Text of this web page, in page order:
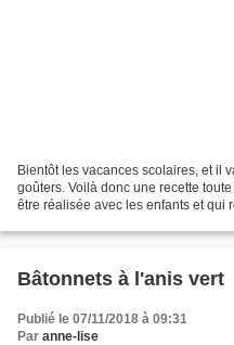
Bientôt les vacances scolaires, et il
goûters. Voilà donc une recette
être réalisée avec les enfants et qui
Bâtonnets à l'anis vert
Publié le 07/11/2018 à 09:31
Par anne-lise